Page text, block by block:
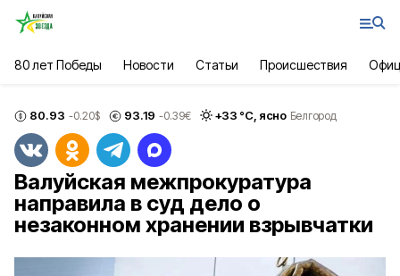
80 лет Победы Новости Статьи Происшествия
80.93 -0.20$ 93.19 -0.39€ +33 °С, ясно Белгород
Валуйская межпрокуратура
направила в суд дело о
незаконном хранении взрывчатки